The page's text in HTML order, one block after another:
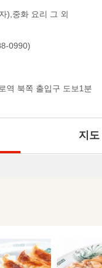
),중화 요리 그 외
0990)
역 북쪽 출입구 도보1분
지도